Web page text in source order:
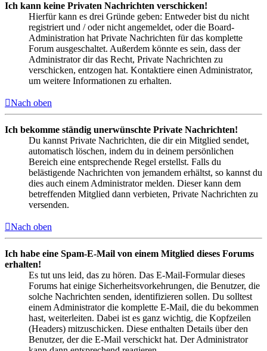
Ich kann keine Privaten Nachrichten verschicken!
Hierfür kann es drei Gründe geben: Entweder bist du nicht
registriert und / oder nicht angemeldet, oder die Board-
Administration hat Private Nachrichten für das komplette
Forum ausgeschaltet. Außerdem könnte es sein, dass der
Administrator dir das Recht, Private Nachrichten zu
verschicken, entzogen hat. Kontaktiere einen Administrator,
um weitere Informationen zu erhalten.
Nach oben
Ich bekomme ständig unerwünschte Private Nachrichten!
Du kannst Private Nachrichten, die dir ein Mitglied sendet,
automatisch löschen, indem du in deinem persönlichen
Bereich eine entsprechende Regel erstellst. Falls du
belästigende Nachrichten von jemandem erhältst, so kannst du
dies auch einem Administrator melden. Dieser kann dem
betreffenden Mitglied dann verbieten, Private Nachrichten zu
versenden.
Nach oben
Ich habe eine Spam-E-Mail von einem Mitglied dieses Forums
erhalten!
Es tut uns leid, das zu hören. Das E-Mail-Formular dieses
Forums hat einige Sicherheitsvorkehrungen, die Benutzer, die
solche Nachrichten senden, identifizieren sollen. Du solltest
einem Administrator die komplette E-Mail, die du bekommen
hast, weiterleiten. Dabei ist es ganz wichtig, die Kopfzeilen
(Headers) mitzuschicken. Diese enthalten Details über den
Benutzer, der die E-Mail verschickt hat. Der Administrator